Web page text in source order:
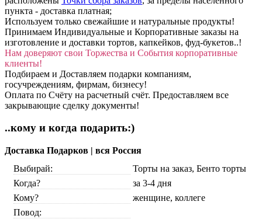
пункта - доставка платная;
Используем только свежайшие и натуральные продукты!
Принимаем Индивидуальные и Корпоративные заказы на
изготовление и доставки тортов, капкейков, фуд-букетов..!
Нам доверяют свои Торжества и События корпоративные
клиенты!
Подбираем и Доставляем подарки компаниям,
госучреждениям, фирмам, бизнесу!
Оплата по Счёту на расчетный счёт. Предоставляем все
закрывающие сделку документы!
..кому и когда подарить:)
Доставка Подарков | вся Россия
Выбирай:
Торты на заказ, Бенто торты
Когда?
за 3-4 дня
Кому?
женщине, коллеге
Повод: